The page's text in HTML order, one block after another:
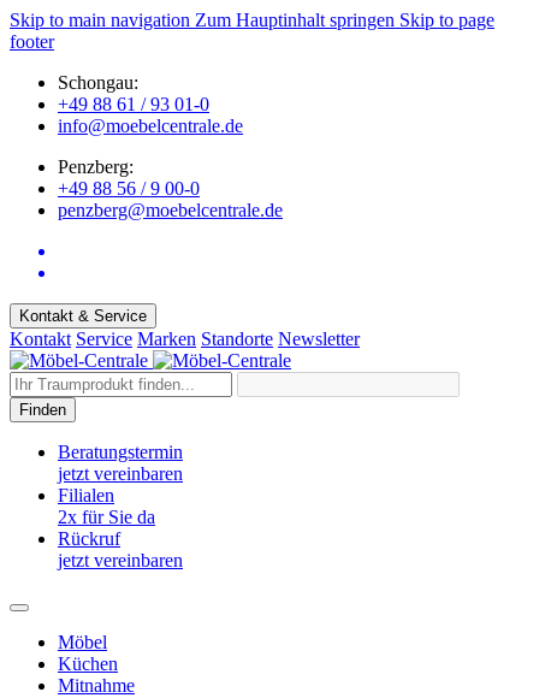
Skip to main navigation Zum Hauptinhalt springen Skip to page
footer
Schongau:
+49 88 61 / 93 01-0
info@moebelcentrale.de
Penzberg:
+49 88 56 / 9 00-0
penzberg@moebelcentrale.de
Kontakt & Service
Kontakt Service Marken Standorte Newsletter
Finden
Beratungstermin
jetzt vereinbaren
Filialen
2x für Sie da
Rückruf
jetzt vereinbaren
Möbel
Küchen
Mitnahme